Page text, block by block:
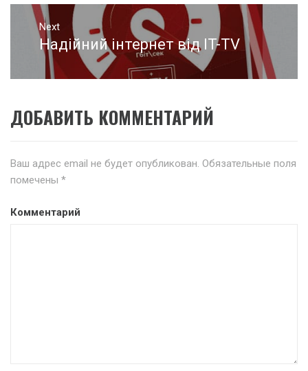
Next
Next
post:
Надійний інтернет від IT-TV
ДОБАВИТЬ КОММЕНТАРИЙ
Ваш адрес email не будет опубликован. Обязательные поля
помечены *
Комментарий